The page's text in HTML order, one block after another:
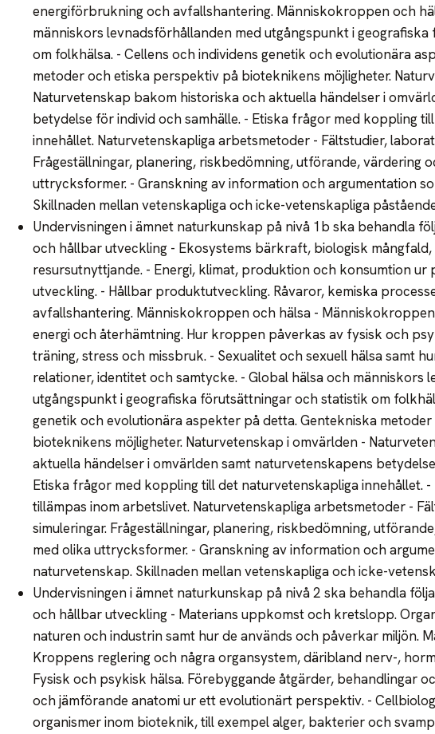
energiförbrukning och avfallshantering. Människokroppen och
människors levnadsförhållanden med utgångspunkt i
om folkhälsa. - Cellens och individens genetik och evolutionära
metoder och etiska perspektiv på bioteknikens möjligheter.
Naturvetenskap bakom historiska och aktuella händelser i
betydelse för individ och samhälle. - Etiska frågor med koppling
innehållet. Naturvetenskapliga arbetsmetoder - Fältstudier,
Frågeställningar, planering, riskbedömning, utförande, värdering
uttrycksformer. - Granskning av information och argumentation
Skillnaden mellan vetenskapliga och icke-vetenskapliga
Undervisningen i ämnet naturkunskap på nivå 1b ska behandla
och hållbar utveckling - Ekosystems bärkraft, biologisk
resursutnyttjande. - Energi, klimat, produktion och konsumtion
utveckling. - Hållbar produktutveckling. Råvaror, kemiska
avfallshantering. Människokroppen och hälsa -
energi och återhämtning. Hur kroppen påverkas av fysisk och
träning, stress och missbruk. - Sexualitet och sexuell hälsa samt
relationer, identitet och samtycke. - Global hälsa och människors
utgångspunkt i geografiska förutsättningar och statistik om
genetik och evolutionära aspekter på detta. Gentekniska
bioteknikens möjligheter. Naturvetenskap i omvärlden -
aktuella händelser i omvärlden samt naturvetenskapens
Etiska frågor med koppling till det naturvetenskapliga innehållet.
tillämpas inom arbetslivet. Naturvetenskapliga arbetsmetoder -
simuleringar. Frågeställningar, planering, riskbedömning,
med olika uttrycksformer. - Granskning av information och
naturvetenskap. Skillnaden mellan vetenskapliga och icke-
Undervisningen i ämnet naturkunskap på nivå 2 ska behandla
och hållbar utveckling - Materians uppkomst och kretslopp.
naturen och industrin samt hur de används och påverkar miljön.
Kroppens reglering och några organsystem, däribland nerv-,
Fysisk och psykisk hälsa. Förebyggande åtgärder, behandlingar
och jämförande anatomi ur ett evolutionärt perspektiv. -
organismer inom bioteknik, till exempel alger, bakterier och